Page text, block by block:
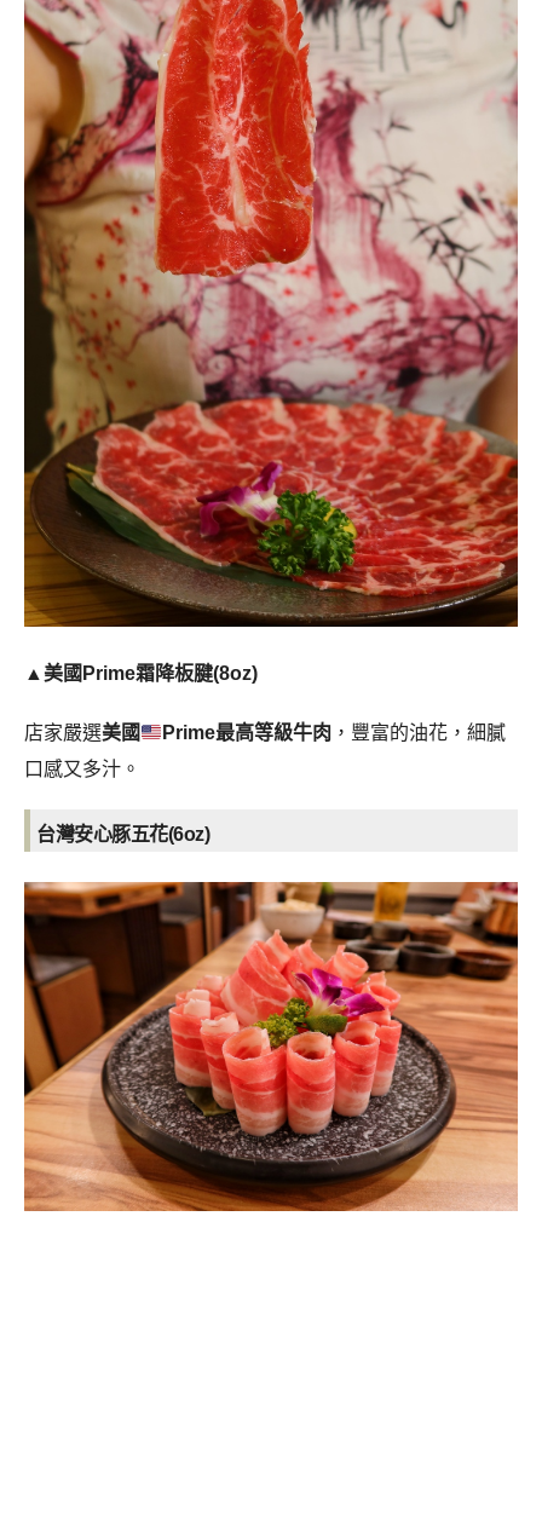
▲美國Prime霜降板腱(8oz)
店家嚴選美國 Prime最高等級牛肉 ，豐富的油花，細膩
口感又多汁。
台灣安心豚五花(6oz)